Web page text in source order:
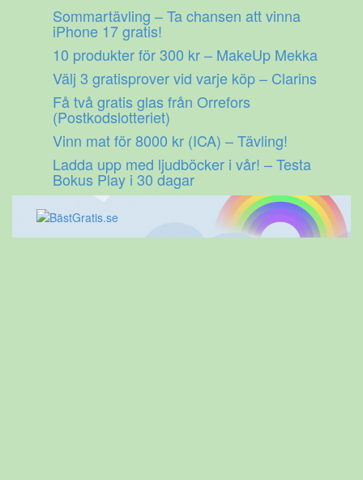
Sommartävling – Ta chansen att vinna
iPhone 17 gratis!
10 produkter för 300 kr – MakeUp Mekka
Välj 3 gratisprover vid varje köp – Clarins
Få två gratis glas från Orrefors
(Postkodslotteriet)
Vinn mat för 8000 kr (ICA) – Tävling!
Ladda upp med ljudböcker i vår! – Testa
Bokus Play i 30 dagar